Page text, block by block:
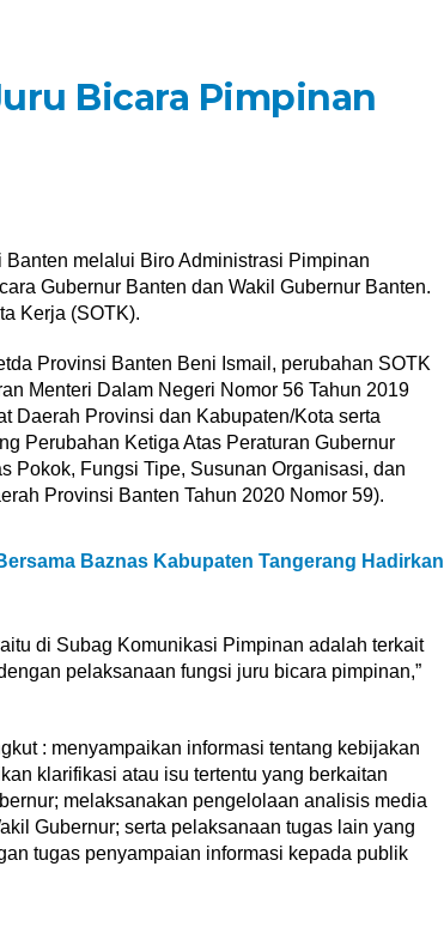
Bicara Pimpinan
melalui Biro Administrasi Pimpinan
Gubernur Banten dan Wakil Gubernur Banten.
Kerja (SOTK).
Provinsi Banten Beni Ismail, perubahan SOTK
Menteri Dalam Negeri Nomor 56 Tahun 2019
Daerah Provinsi dan Kabupaten/Kota serta
Perubahan Ketiga Atas Peraturan Gubernur
Pokok, Fungsi Tipe, Susunan Organisasi, dan
Provinsi Banten Tahun 2020 Nomor 59).
Baznas Kabupaten Tangerang Hadirkan
di Subag Komunikasi Pimpinan adalah terkait
pelaksanaan fungsi juru bicara pimpinan,”
: menyampaikan informasi tentang kebijakan
klarifikasi atau isu tertentu yang berkaitan
melaksanakan pengelolaan analisis media
Gubernur; serta pelaksanaan tugas lain yang
tugas penyampaian informasi kepada publik